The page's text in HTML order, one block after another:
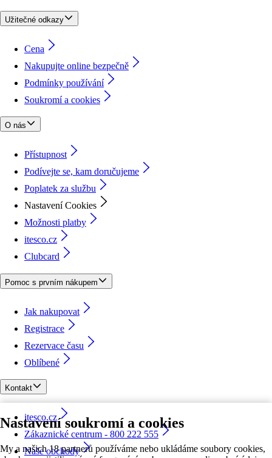
Nastavení soukromí a cookies
My a našich 18 partnerů používáme nebo ukládáme soubory cookies,
Užitečné odkazy
Cena
Nakupujte online bezpečně
Podmínky používání
Soukromí a cookies
O nás
Přístupnost
Podívejte se, kam doručujeme
Poplatek za službu
Nastavení Cookies
Možnosti platby
itesco.cz
Clubcard
Pomoc s prvním nákupem
Jak nakupovat
Registrace
Rezervace času
Oblíbené
Kontakt
itesco.cz
Zákaznické centrum - 800 222 555
Naše obchody